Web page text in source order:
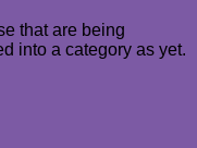
that are being
into a category as yet.